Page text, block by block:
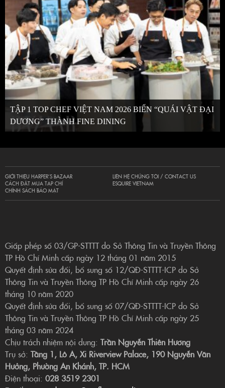
TẬP 1 TOP CHEF VIỆT NAM 2026 BIẾN “QUÁI VẬT ĐẠI
DƯƠNG” THÀNH FINE DINING
GIỚI THIỆU HARPER’S BAZAAR
CÁCH ĐẶT MUA TẠP CHÍ
CHÍNH SÁCH BẢO MẬT
LIÊN HỆ CHÚNG TÔI / CONTACT US
ESQUIRE VIETNAM
Giấp phép số 03/GP-STTTT do Sở Thông Tin và Truyền Thông
TP Hồ Chí Minh cấp ngày 12 tháng 01 năm 2015
Quyết định sửa đổi, bổ sung số 12/QĐ-STTTT-ICP do Sở
Thông Tin và Truyền Thông TP Hồ Chí Minh cấp ngày 26
tháng 10 năm 2020
Quyết định sửa đổi, bổ sung số 07/QĐ-STTTT-ICP do Sở
Thông Tin và Truyền Thông TP Hồ Chí Minh cấp ngày 25
tháng 03 năm 2024
Chịu trách nhiệm nội dung: Trần Nguyễn Thiên Hương
Trụ sở: Tầng 1, Lô A, Xi Riverview Palace, 190 Nguyễn Văn
Hưởng, Phường An Khánh, TP. HCM
Điện thoại: 028 3519 2301